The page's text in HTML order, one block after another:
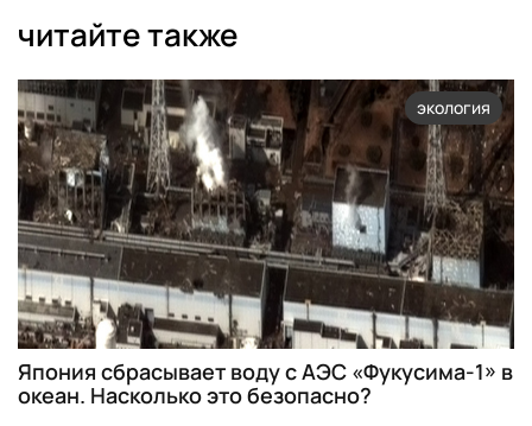
читайте также
экология
Япония сбрасывает воду с АЭС «Фукусима-1» в
океан. Насколько это безопасно?